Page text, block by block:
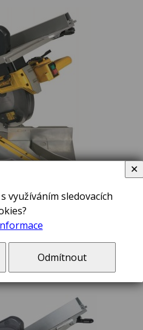
D27111
využíváním sledovacích
Odmítnout
✕